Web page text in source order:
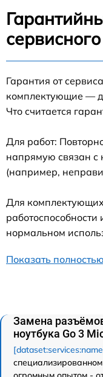
Гарантия от
комплектующие —
Что считается
Для работ:
напрямую связан с
(например,
Для
нормальном
Показать полностью
Замена
ноутбука Go 3